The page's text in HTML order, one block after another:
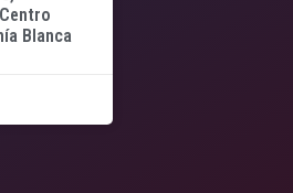
Blanca